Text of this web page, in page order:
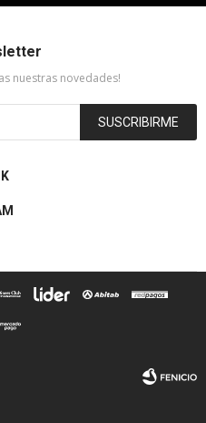
nuestras novedades!
SUSCRIBIRME